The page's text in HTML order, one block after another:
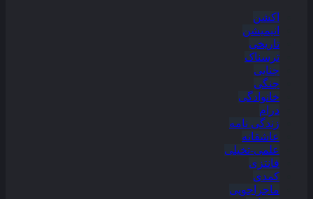
اکشن
انیمیشن
تاریخی
ترسناک
جنایی
جنگی
خانوادگی
درام
زندگی نامه
عاشقانه
علمی-تخیلی
فانتزی
کمدی
ماجراجویی